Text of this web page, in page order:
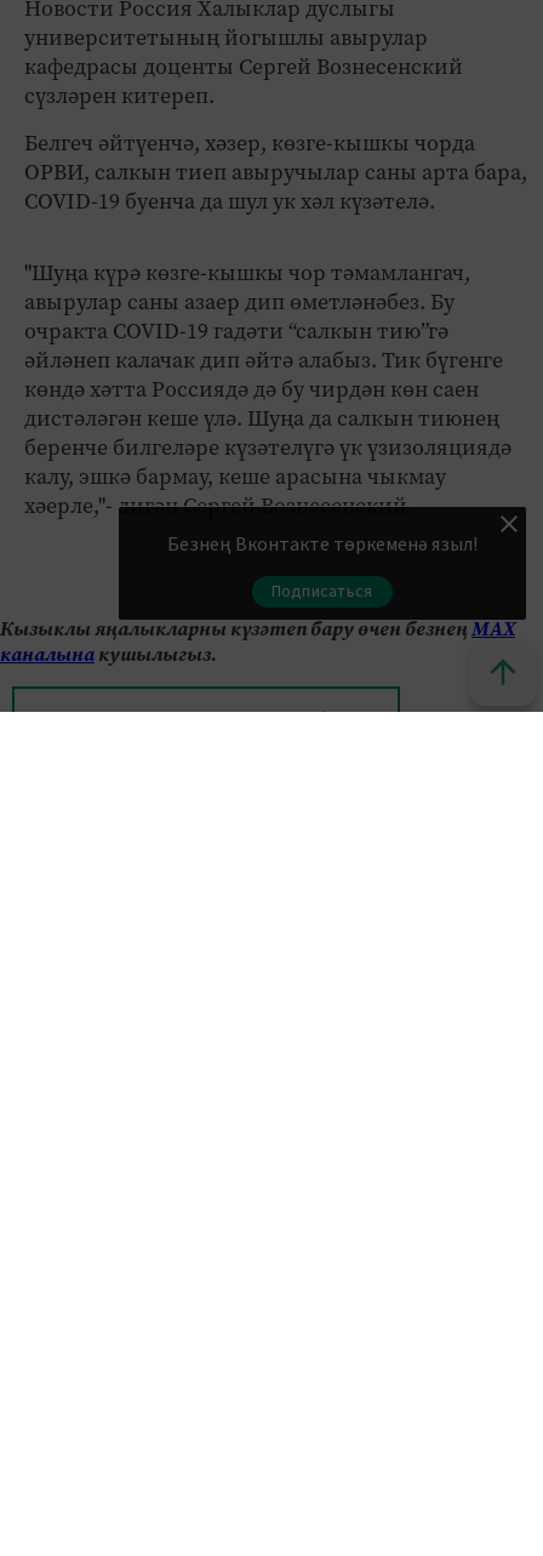
Новости Россия Халыклар дуслыгы
университетының йогышлы авырулар
кафедрасы доценты Сергей Вознесенский
сүзләрен китереп.
Белгеч әйтүенчә, хәзер, көзге-кышкы чорда
ОРВИ, салкын тиеп авыручылар саны арта бара,
COVID-19 буенча да шул ук хәл күзәтелә.
"Шуңа күрә көзге-кышкы чор тәмамлангач,
авырулар саны азаер дип өметләнәбез. Бу
очракта COVID-19 гадәти “салкын тию”гә
әйләнеп калачак дип әйтә алабыз. Тик бүгенге
көндә хәтта Россиядә дә бу чирдән көн саен
дистәләгән кеше үлә. Шуңа да салкын тиюнең
беренче билгеләре күзәтелүгә үк үзизоляциядә
калу, эшкә бармау, кеше арасына чыкмау
хәерле,"- дигән Сергей Вознесенский.
Кызыклы яңалыкларны күзәтеп бару өчен безнеңМАХ
каналынакушылыгыз.
Яңалыклар битенә керегез
Безнең Вконтакте төркеменә языл!
Подписаться